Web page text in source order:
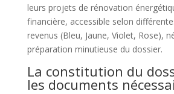
leurs projets de rénovation
financière, accessible selon
revenus (Bleu, Jaune, Violet, Rose),
préparation minutieuse du dossier.
La constitution du
les documents